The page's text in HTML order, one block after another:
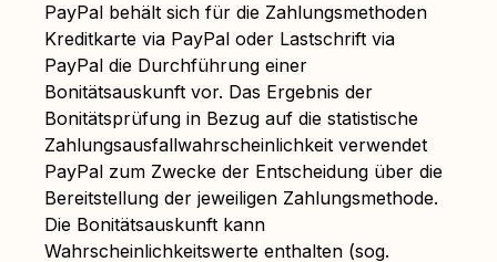
PayPal behält sich für die Zahlungsmethoden
Kreditkarte via PayPal oder Lastschrift via
PayPal die Durchführung einer
Bonitätsauskunft vor. Das Ergebnis der
Bonitätsprüfung in Bezug auf die statistische
Zahlungsausfallwahrscheinlichkeit verwendet
PayPal zum Zwecke der Entscheidung über die
Bereitstellung der jeweiligen Zahlungsmethode.
Die Bonitätsauskunft kann
Wahrscheinlichkeitswerte enthalten (sog.